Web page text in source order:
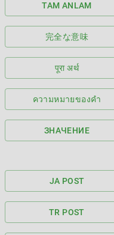
TAM ANLAM
完全な意味
पूरा अर्थ
ความหมายของคำ
ЗНАЧЕНИЕ
JA POST
TR POST